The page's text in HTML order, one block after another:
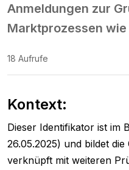
Anmeldungen zur
Marktprozessen
18 Aufrufe
Kontext:
Dieser Identifikator ist im
26.05.2025) und bildet
verknüpft mit weiteren